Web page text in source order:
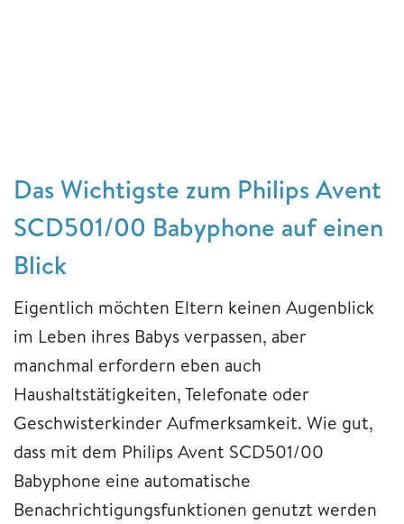
Das Wichtigste zum Philips Avent
SCD501/00 Babyphone auf einen
Blick
Eigentlich möchten Eltern keinen Augenblick
im Leben ihres Babys verpassen, aber
manchmal erfordern eben auch
Haushaltstätigkeiten, Telefonate oder
Geschwisterkinder Aufmerksamkeit. Wie gut,
dass mit dem Philips Avent SCD501/00
Babyphone eine automatische
Benachrichtigungsfunktionen genutzt werden